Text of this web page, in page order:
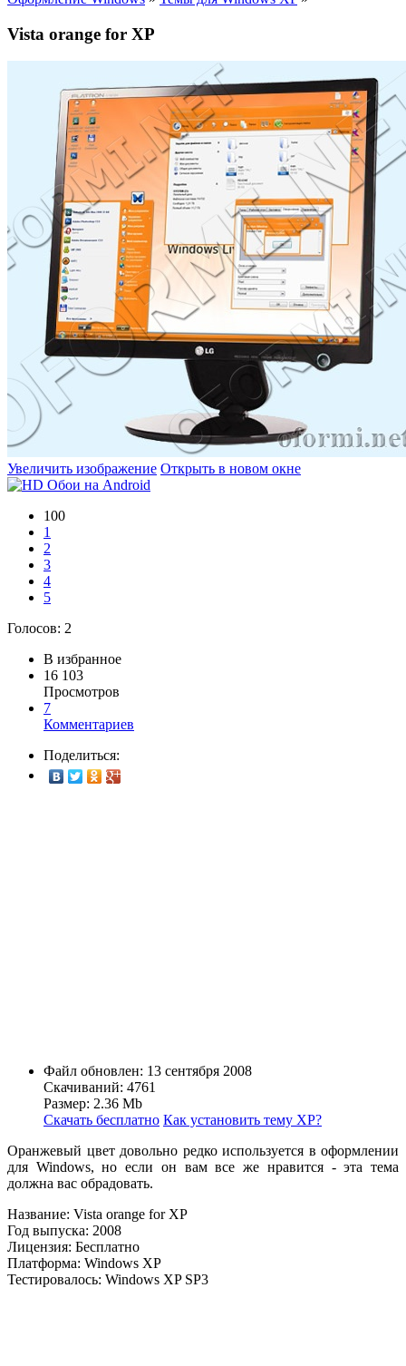
Vista orange for XP
Увеличить изображение Открыть в новом окне
100
1
2
3
4
5
Голосов: 2
В избранное
16 103
Просмотров
7
Комментариев
Поделиться:
Файл обновлен: 13 сентября 2008
Скачиваний: 4761
Размер: 2.36 Mb
Скачать бесплатно Как установить тему ХР?
Оранжевый цвет довольно редко используется в оформлении
для Windows, но если он вам все же нравится - эта тема
должна вас обрадовать.
Название: Vista orange for XP
Год выпуска: 2008
Лицензия: Бесплатно
Платформа: Windows XP
Тестировалось: Windows XP SP3